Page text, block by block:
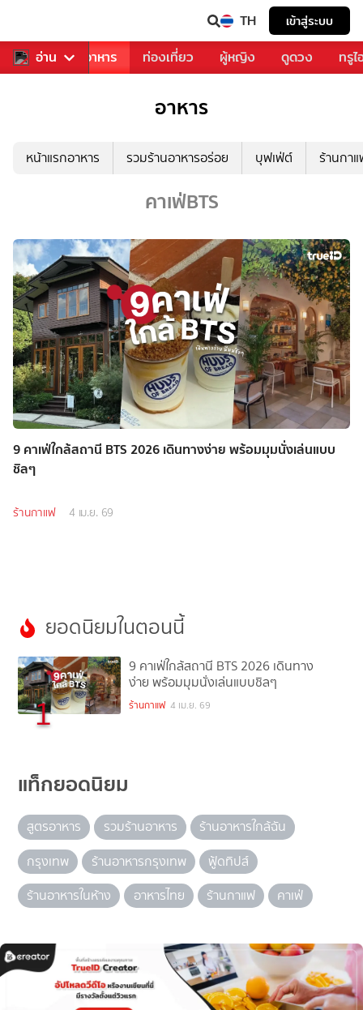
TH เข้าสู่ระบบ
อ่าน
การเพลง อาหาร ท่องเที่ยว ผู้หญิง ดูดวง ทรู
อาหาร
หน้าแรกอาหาร รวมร้านอาหารอร่อย บุฟเฟ่ต์ ร้านกา
คาเฟ่BTS
9 คาเฟ่ใกล้สถานี BTS 2026 เดินทางง่าย พร้อมมุมนั่งเล่นแบบ
ชิลๆ
ร้านกาแฟ 4 เม.ย. 69
ยอดนิยมในตอนนี้
1
9 คาเฟ่ใกล้สถานี BTS 2026 เดินทาง
ง่าย พร้อมมุมนั่งเล่นแบบชิลๆ
ร้านกาแฟ 4 เม.ย. 69
แท็กยอดนิยม
สูตรอาหาร รวมร้านอาหาร
ร้านอาหารใกล้ฉัน
กรุงเทพ
ร้านอาหารกรุงเทพ
ฟู้ดทิปส์
ร้านอาหารในห้าง
อาหารไทย ร้านกาแฟ คาเฟ่